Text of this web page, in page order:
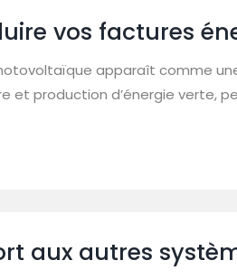
vos factures
apparaît comme
production d’énergie verte,
aux autres